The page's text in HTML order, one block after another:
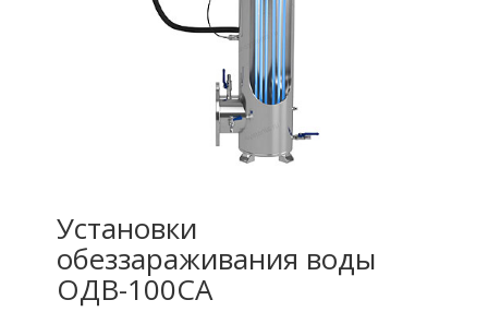
Установки
обеззараживания воды
ОДВ-100СА